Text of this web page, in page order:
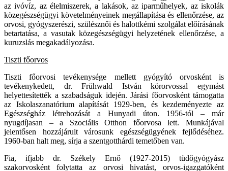
az ivóvíz, az élelmiszerek, a lakások, az iparműhelyek, az iskolák
közegészségügyi követelményeinek megállapítása és ellenőrzése, az
orvosi, gyógyszerészi, szülésznői és halottkémi szolgálat előírásának
betartatása, a vasutak közegészségügyi helyzetének ellenőrzése, a
kuruzslás megakadályozása.
Tiszti főorvos
Tiszti főorvosi tevékenysége mellett gyógyító orvosként is
tevékenykedett, dr. Frühwald István körorvossal egymást
helyettesítették a szabadságuk idején. Járási főorvosként támogatta
az Iskolaszanatórium alapítását 1929-ben, és kezdeményezte az
Egészségház létrehozását a Hunyadi úton. 1956-tól – már
nyugdíjasan – a Szociális Otthon főorvosa lett. Munkájával
jelentősen hozzájárult városunk egészségügyének fejlődéséhez.
1960-ban halt meg, sírja a szentgotthárdi temetőben van.
Fia, ifjabb dr. Székely Ernő (1927-2015) tüdőgyógyász
szakorvosként folytatta az orvosi hivatást, orvos-igazgatóként